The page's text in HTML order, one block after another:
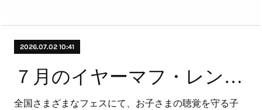
2026.07.02 10:41
７月のイヤーマフ・レンドプログラム 参加・実施予定フェスのお知らせ
全国さまざまなフェスにて、お子さまの聴覚を守る子